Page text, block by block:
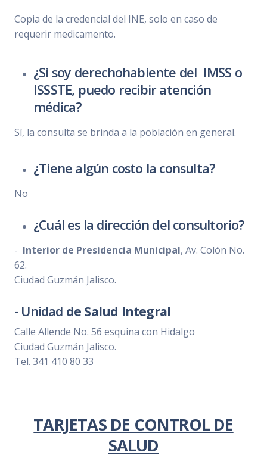
Copia de la credencial del INE, solo en caso de
requerir medicamento.
¿Si soy derechohabiente del IMSS o
ISSSTE, puedo recibir atención
médica?
Sí, la consulta se brinda a la población en general.
¿Tiene algún costo la consulta?
No
¿Cuál es la dirección del consultorio?
- Interior de Presidencia Municipal, Av. Colón No.
62.
Ciudad Guzmán Jalisco.
- Unidad de Salud Integral
Calle Allende No. 56 esquina con Hidalgo
Ciudad Guzmán Jalisco.
Tel. 341 410 80 33
TARJETAS DE CONTROL DE
SALUD